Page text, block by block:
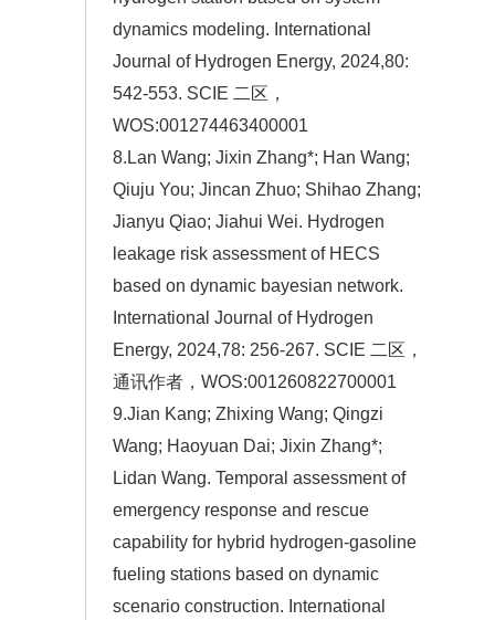
dynamics modeling. International
Journal of Hydrogen Energy, 2024,80:
542-553. SCIE 二区，
WOS:001274463400001
8.Lan Wang; Jixin Zhang*; Han Wang;
Qiuju You; Jincan Zhuo; Shihao Zhang;
Jianyu Qiao; Jiahui Wei. Hydrogen
leakage risk assessment of HECS
based on dynamic bayesian network.
International Journal of Hydrogen
Energy, 2024,78: 256-267. SCIE 二区，
通讯作者，WOS:001260822700001
9.Jian Kang; Zhixing Wang; Qingzi
Wang; Haoyuan Dai; Jixin Zhang*;
Lidan Wang. Temporal assessment of
emergency response and rescue
capability for hybrid hydrogen-gasoline
fueling stations based on dynamic
scenario construction. International